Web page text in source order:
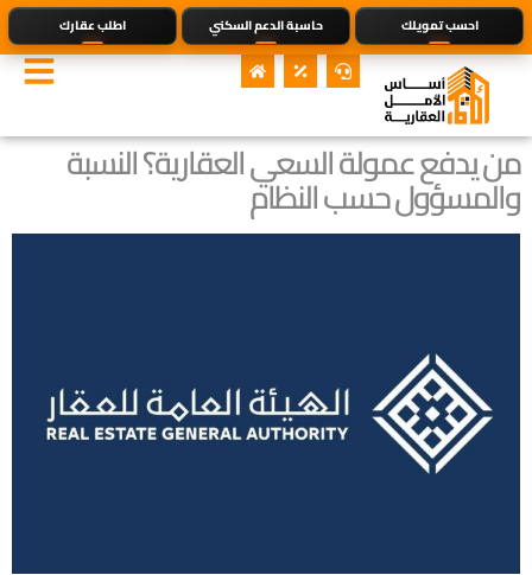
احسب تمويلك حاسبة الدعم السكني اطلب عقارك
من يدفع عمولة السعي العقارية؟ النسبة
والمسؤول حسب النظام